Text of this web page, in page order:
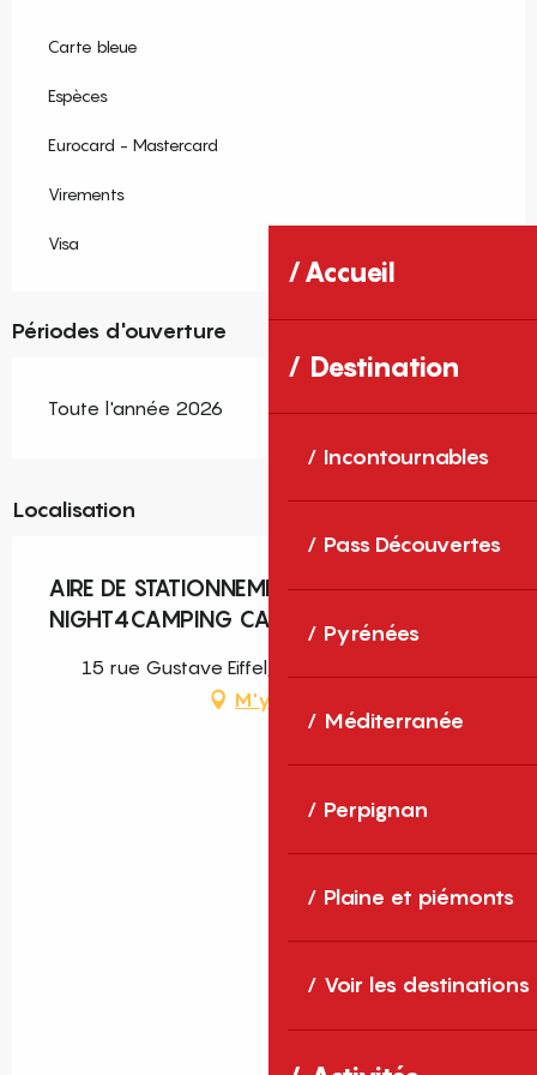
Accueil
Destination
Incontournables
Pass Découvertes
Pyrénées
Méditerranée
Perpignan
Plaine et piémonts
Voir les destinations
Carte bleue
Espèces
Eurocard - Mastercard
Virements
Visa
Périodes d'ouverture
Toute l'année 2026
Localisation
AIRE DE STATIONNEMENT
NIGHT4CAMPING CAR
15 rue Gustave Eiffel, 66470 Sainte-Marie
M'y rendre